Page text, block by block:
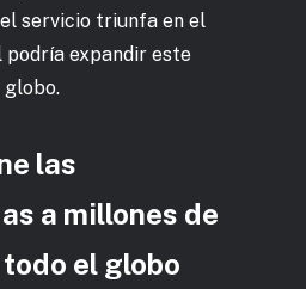
el servicio triunfa en el
podría expandir este
las
a millones de
el globo